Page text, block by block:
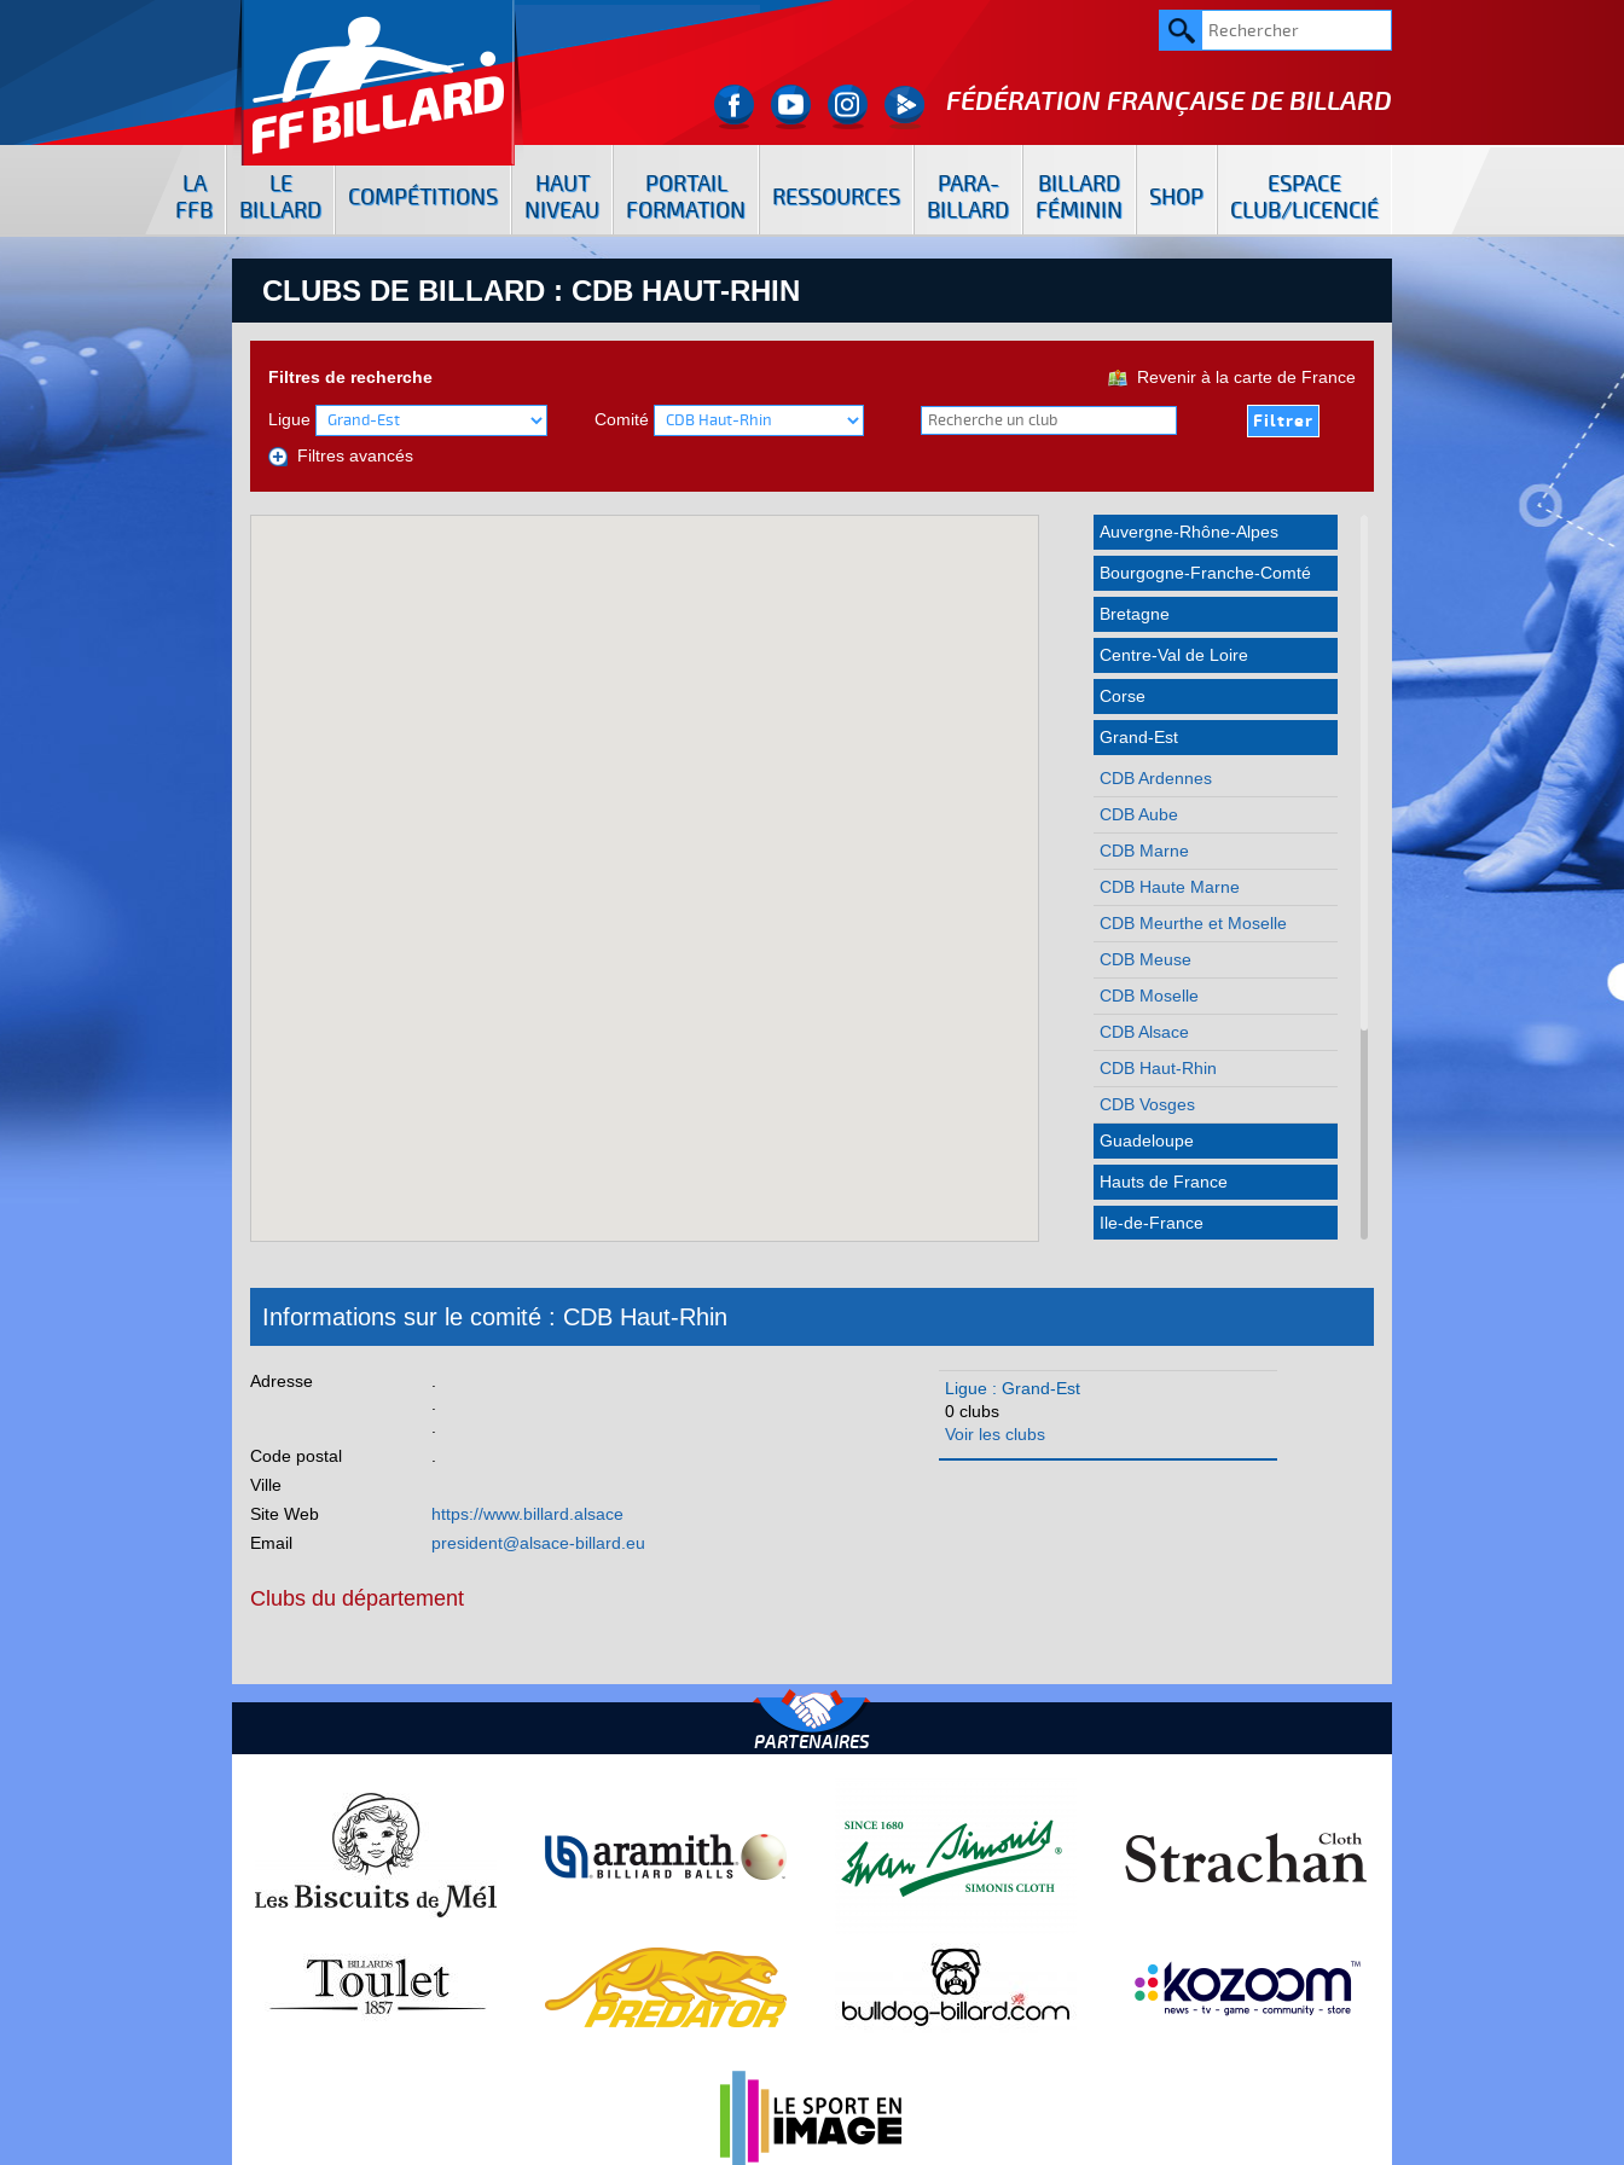
FÉDÉRATION FRANÇAISE DEBILLARD
LA
FFB
LE
BILLARD
COMPÉTITIONS
HAUT
NIVEAU
PORTAIL
FORMATION
RESSOURCES
PARA-
BILLARD
BILLARD
FÉMININ
SHOP
ESPACE
CLUB/LICENCIÉ
CLUBS DE BILLARD : CDB HAUT-RHIN
Filtres de recherche Revenir à la carte de France
Ligue
Comité
Filtres avancés
Auvergne-Rhône-Alpes
Bourgogne-Franche-Comté
Bretagne
Centre-Val de Loire
Corse
Grand-Est
CDB Ardennes
CDB Aube
CDB Marne
CDB Haute Marne
CDB Meurthe et Moselle
CDB Meuse
CDB Moselle
CDB Alsace
CDB Haut-Rhin
CDB Vosges
Guadeloupe
Hauts de France
Ile-de-France
Normandie
Informations sur le comité : CDB Haut-Rhin
Adresse
Code postal
Ville
Site Web
https://www.billard.alsace
Email
president@alsace-billard.eu
Ligue : Grand-Est
0 clubs
Voir les clubs
Clubs du département
PARTENAIRES